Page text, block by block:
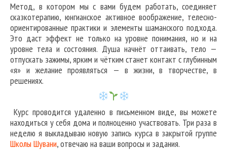
Метод, в котором мы с вами будем работать, соединяет
сказкотерапию, юнгианское активное воображение, телесно-
ориентированные практики и элементы шаманского подхода.
Это даст эффект не только на уровне понимания, но и на
уровне тела и состояния. Душа начнёт оттаивать, тело —
отпускать зажимы, ярким и чётким станет контакт с глубинным
«я» и желание проявляться — в жизни, в творчестве, в
решениях.
Курс проводится удаленно в письменном виде, вы можете
находиться у себя дома и полноценно участвовать. Три раза в
неделю я выкладываю новую запись курса в закрытой группе
Школы Шувани, отвечаю на ваши вопросы и задания.